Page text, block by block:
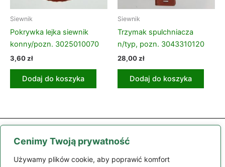
Cenimy Twoją prywatność
Używamy plików cookie, aby poprawić komfort
Siewnik
Pokrywka lejka siewnik
konny/pozn. 3025010070
3,60zł
Dodaj do koszyka
Siewnik
Trzymak spulchniacza
n/typ, pozn. 3043310120
28,00zł
Dodaj do koszyka